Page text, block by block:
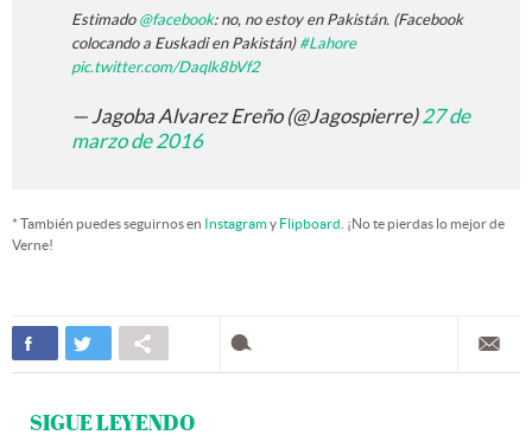
Estimado @facebook: no, no estoy en Pakistán. (Facebook
colocando a Euskadi en Pakistán) #Lahore
pic.twitter.com/Daqlk8bVf2
— Jagoba Alvarez Ereño (@Jagospierre)27 de
marzo de 2016
* También puedes seguirnos en Instagramy Flipboard . ¡No te pierdas lo mejor de
Verne!
SIGUE LEYENDO